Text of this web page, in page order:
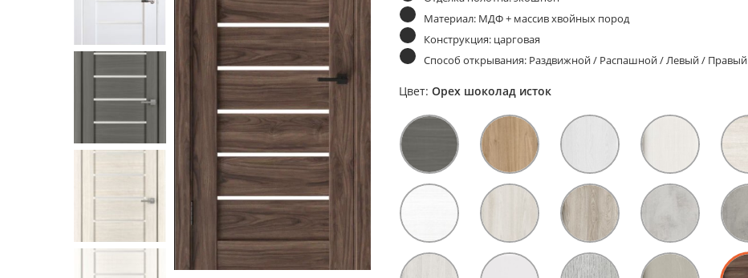
Материал: МДФ + массив хвойных пород
Конструкция: царговая
Способ открывания: Раздвижной / Распашной / Левый / Правый
Цвет: Орех шоколад исток